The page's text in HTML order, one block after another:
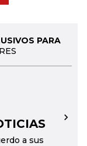
PARA
a sus
→